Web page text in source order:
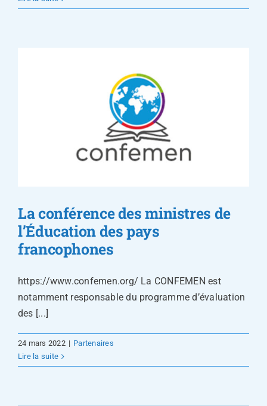
La conférence des ministres de
l’Éducation des pays
francophones
https://www.confemen.org/ La CONFEMEN est
notamment responsable du programme d’évaluation
des [...]
24 mars 2022 | Partenaires
Lire la suite